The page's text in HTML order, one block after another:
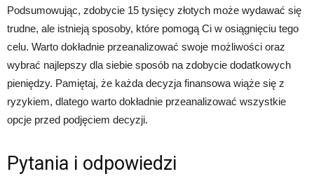
Podsumowując, zdobycie 15 tysięcy złotych może wydawać się
trudne, ale istnieją sposoby, które pomogą Ci w osiągnięciu tego
celu. Warto dokładnie przeanalizować swoje możliwości oraz
wybrać najlepszy dla siebie sposób na zdobycie dodatkowych
pieniędzy. Pamiętaj, że każda decyzja finansowa wiąże się z
ryzykiem, dlatego warto dokładnie przeanalizować wszystkie
opcje przed podjęciem decyzji.
Pytania i odpowiedzi